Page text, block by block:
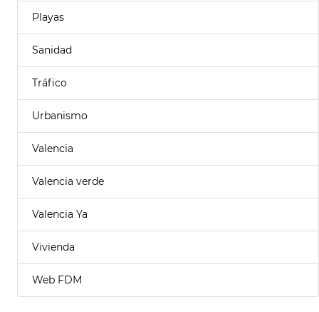
Playas
Sanidad
Tráfico
Urbanismo
Valencia
Valencia verde
Valencia Ya
Vivienda
Web FDM